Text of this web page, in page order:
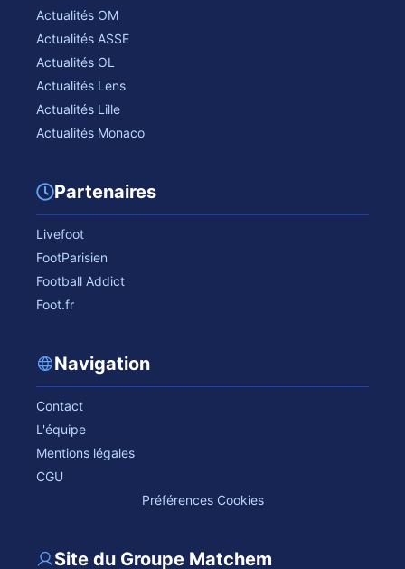
Actualités OM
Actualités ASSE
Actualités OL
Actualités Lens
Actualités Lille
Actualités Monaco
Partenaires
Livefoot
FootParisien
Football Addict
Foot.fr
Navigation
Contact
L'équipe
Mentions légales
CGU
Préférences Cookies
Site du Groupe Matchem